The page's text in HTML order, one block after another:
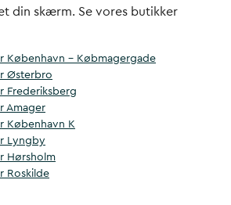
din skærm. Se vores butikker
København – Købmagergade
Østerbro
Frederiksberg
Amager
København K
Lyngby
Hørsholm
Roskilde